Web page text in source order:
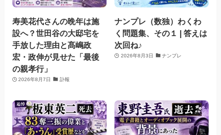
寿美花代さんの晩年は施
設へ？世田谷の大邸宅を
手放した理由と髙嶋政
宏・政伸が見せた「最後
の親孝行」
2026年8月7日 訃報
ナンプレ（数独）わくわ
く問題集、その１ | 答えは
次回ね♪
2026年8月3日 ナンプレ